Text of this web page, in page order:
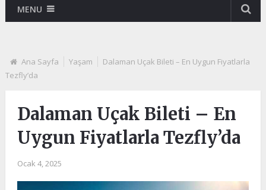
MENU
Ana Sayfa Yaşam
Dalaman Uçak Bileti – En Uygun Fiyatlarla
Tezfly’da
Dalaman Uçak Bileti – En
Uygun Fiyatlarla Tezfly’da
Ocak 4, 2025